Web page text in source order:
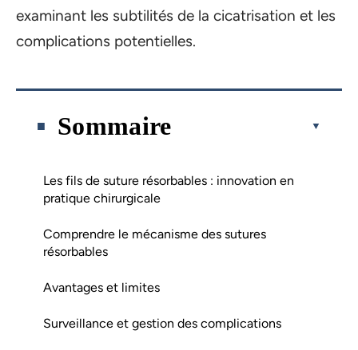
examinant les subtilités de la cicatrisation et les
complications potentielles.
Sommaire
Les fils de suture résorbables : innovation en
pratique chirurgicale
Comprendre le mécanisme des sutures
résorbables
Avantages et limites
Surveillance et gestion des complications